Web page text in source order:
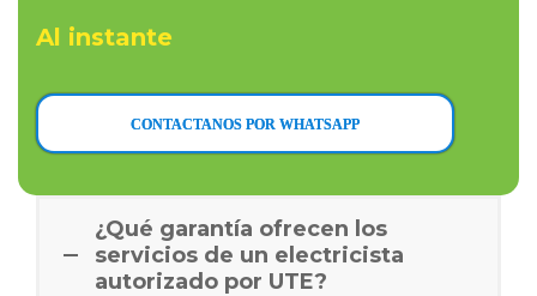
Al instante
CONTACTANOS POR WHATSAPP
¿Qué garantía ofrecen los
servicios de un electricista
autorizado por UTE?